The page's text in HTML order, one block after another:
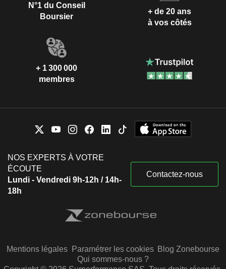
N°1 du Conseil
Boursier
+ de 20 ans
à vos côtés
+ 1 300 000
membres
NOS EXPERTS À VOTRE
ÉCOUTE
Lundi - Vendredi 9h-12h / 14h-
18h
Contactez-nous
Mentions légales Paramétrer les cookies Blog Zonebourse
Qui sommes-nous ?